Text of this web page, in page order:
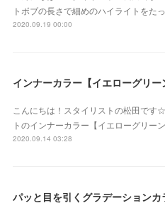
トボブの長さで細めのハイライトをた
2020.09.19 00:00
インナーカラー【イエローグリー
こんにちは！スタイリストの松田です
トのインナーカラー【イエローグリー
2020.09.14 03:28